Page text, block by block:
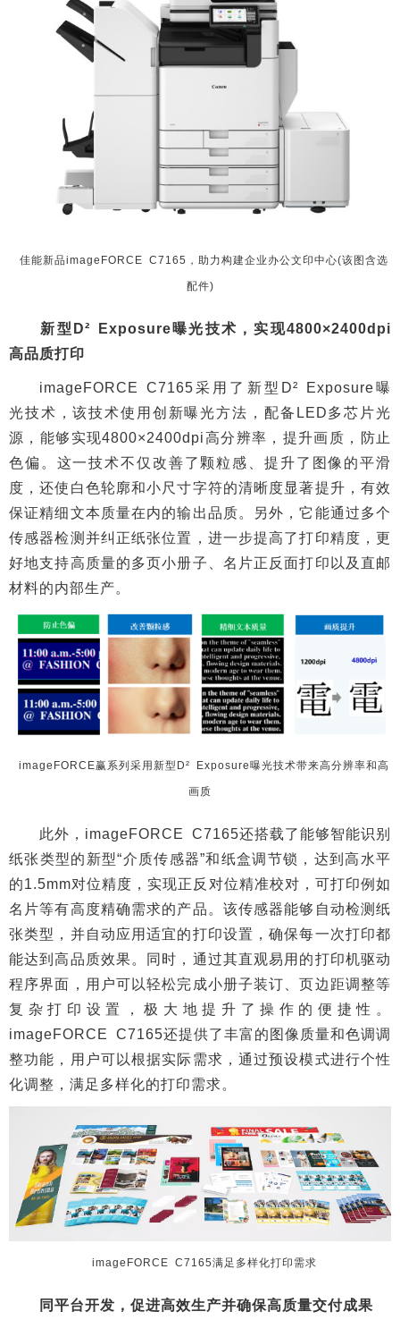
佳能新品imageFORCE C7165，助力构建企业办公文印中心(该图含选
配件)
新型D² Exposure曝光技术，实现4800×2400dpi
高品质打印
imageFORCE C7165采用了新型D² Exposure曝
光技术，该技术使用创新曝光方法，配备LED多芯片光
源，能够实现4800×2400dpi高分辨率，提升画质，防止
色偏。这一技术不仅改善了颗粒感、提升了图像的平滑
度，还使白色轮廓和小尺寸字符的清晰度显著提升，有效
保证精细文本质量在内的输出品质。另外，它能通过多个
传感器检测并纠正纸张位置，进一步提高了打印精度，更
好地支持高质量的多页小册子、名片正反面打印以及直邮
材料的内部生产。
imageFORCE赢系列采用新型D² Exposure曝光技术带来高分辨率和高
画质
此外，imageFORCE C7165还搭载了能够智能识别
纸张类型的新型“介质传感器”和纸盒调节锁，达到高水平
的1.5mm对位精度，实现正反对位精准校对，可打印例如
名片等有高度精确需求的产品。该传感器能够自动检测纸
张类型，并自动应用适宜的打印设置，确保每一次打印都
能达到高品质效果。同时，通过其直观易用的打印机驱动
程序界面，用户可以轻松完成小册子装订、页边距调整等
复杂打印设置，极大地提升了操作的便捷性。
imageFORCE C7165还提供了丰富的图像质量和色调调
整功能，用户可以根据实际需求，通过预设模式进行个性
化调整，满足多样化的打印需求。
imageFORCE C7165满足多样化打印需求
同平台开发，促进高效生产并确保高质量交付成果